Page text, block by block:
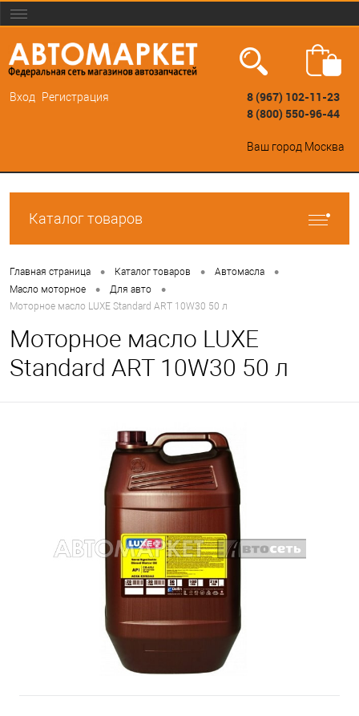
Вход Регистрация
8 (967) 102-11-23
8 (800) 550-96-44
Ваш город Москва
Каталог товаров
Главная страница • Каталог товаров • Автомасла •
Масло моторное • Для авто •
Моторное масло LUXE Standard ART 10W30 50 л
Моторное масло LUXE
Standard ART 10W30 50 л